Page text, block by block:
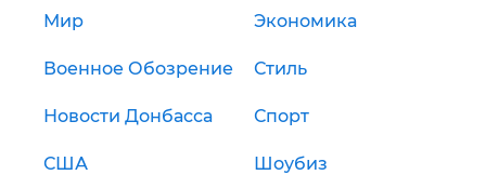
Мир Экономика
Военное Обозрение Стиль
Новости Донбасса Спорт
США Шоубиз